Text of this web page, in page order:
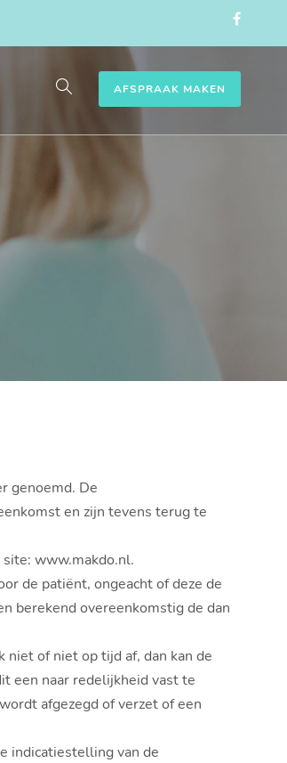
AFSPRAAK MAKEN
genoemd. De
en zijn tevens terug te
www.makdo.nl.
de patiënt, ongeacht of deze de
berekend overeenkomstig de dan
of niet op tijd af, dan kan de
een naar redelijkheid vast te
afgezegd of verzet of een
indicatiestelling van de